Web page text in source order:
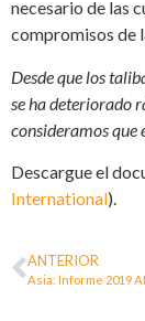
necesario de las
compromisos de
Desde que los
se ha deteriorado
consideramos
Descargue el
International).
ANTERIOR